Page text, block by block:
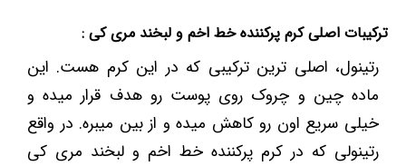
ترکیبات اصلی کرم پرکننده خط اخم و لبخند مری کی :
رتینول، اصلی ترین ترکیبی که در این کرم هست. این
ماده چین و چروک روی پوست رو هدف قرار میده و
خیلی سریع اون رو کاهش میده و از بین میبره. در واقع
رتینولی که در کرم پرکننده خط اخم و لبخند مری کی